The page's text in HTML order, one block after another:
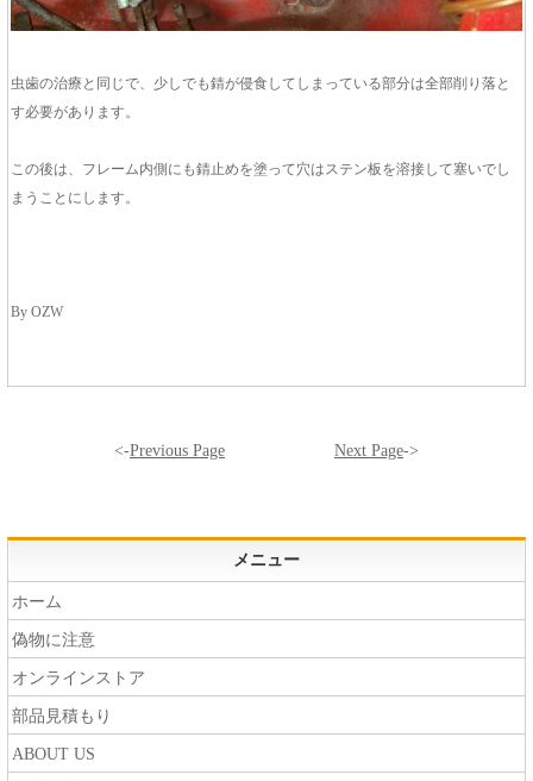
虫歯の治療と同じで、少しでも錆が侵食してしまっている部分は全部削り落と
す必要があります。
この後は、フレーム内側にも錆止めを塗って穴はステン板を溶接して塞いでし
まうことにします。
By OZW
<-Previous Page Next Page->
メニュー
ホーム
偽物に注意
オンラインストア
部品見積もり
ABOUT US